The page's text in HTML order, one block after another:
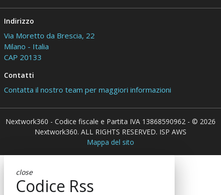
Indirizzo
Via Moretto da Brescia, 22
Milano - Italia
CAP 20133
Contatti
Contatta il nostro team per maggiori informazioni
Nextwork360 - Codice fiscale e Partita IVA 13868590962 - © 2026
Nextwork360. ALL RIGHTS RESERVED. ISP AWS
Mappa del sito
close
Codice Rss